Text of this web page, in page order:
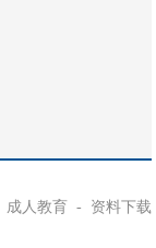
成人教育 - 资料下载